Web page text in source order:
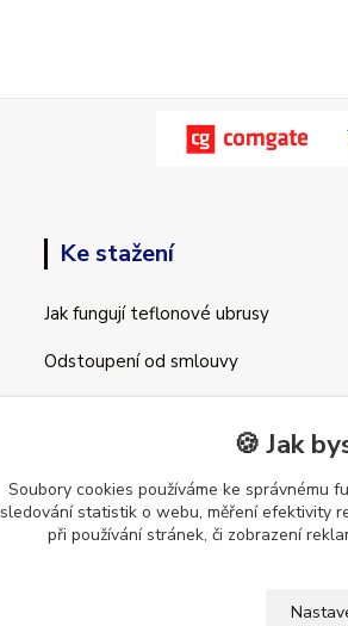
Ke stažení
Jak fungují teflonové ubrusy
Odstoupení od smlouvy
🍪 Jak
Soubory cookies používáme ke správnému
sledování statistik o webu, měření efektivity
při používání stránek, či zobrazení